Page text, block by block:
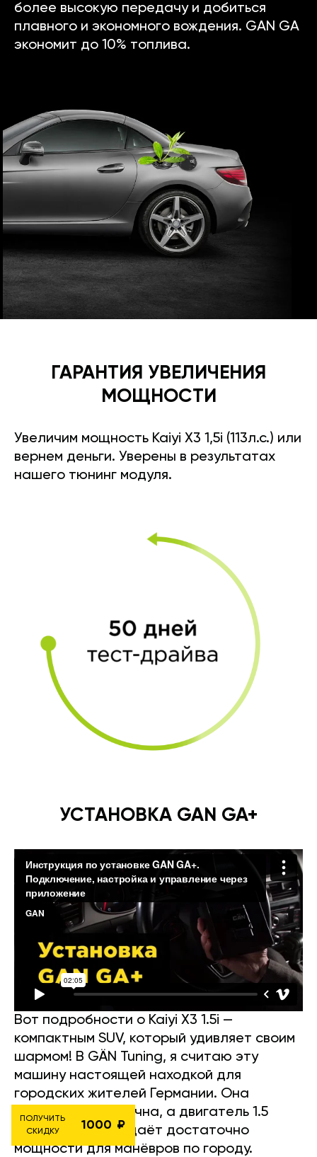
более высокую передачу и добиться
плавного и экономного вождения. GAN GA
экономит до 10% топлива.
ГАРАНТИЯ УВЕЛИЧЕНИЯ
МОЩНОСТИ
Увеличим мощность Kaiyi X3 1,5i (113л.с.) или
вернем деньги. Уверены в результатах
нашего тюнинг модуля.
УСТАНОВКА GAN GA+
Вот подробности о Kaiyi X3 1.5i —
компактным SUV, который удивляет своим
шармом! В GÄN Tuning, я считаю эту
машину настоящей находкой для
городских жителей Германии. Она
доступна, практична, а двигатель 1.5
литра на 114 л.с. даёт достаточно
мощности для манёвров по городу.
ПОЛУЧИТЬ
СКИДКУ
1000